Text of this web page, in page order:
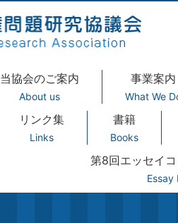
当協会のご案内
About us
事業案内
What We
リンク集
Links
書籍
Books
第8回エッセイ
Essay